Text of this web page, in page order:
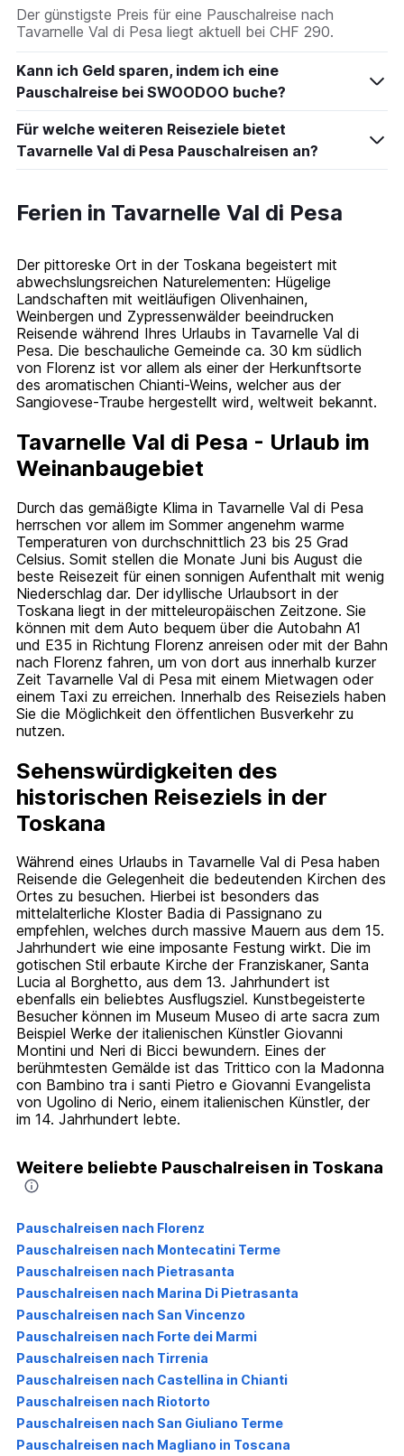
Der günstigste Preis für eine Pauschalreise nach
Tavarnelle Val di Pesa liegt aktuell bei CHF 290.
Kann ich Geld sparen, indem ich eine
Pauschalreise bei SWOODOO buche?
Für welche weiteren Reiseziele bietet
Tavarnelle Val di Pesa Pauschalreisen an?
Ferien in Tavarnelle Val di Pesa
Der pittoreske Ort in der Toskana begeistert mit
abwechslungsreichen Naturelementen: Hügelige
Landschaften mit weitläufigen Olivenhainen,
Weinbergen und Zypressenwälder beeindrucken
Reisende während Ihres Urlaubs in Tavarnelle Val di
Pesa. Die beschauliche Gemeinde ca. 30 km südlich
von Florenz ist vor allem als einer der Herkunftsorte
des aromatischen Chianti-Weins, welcher aus der
Sangiovese-Traube hergestellt wird, weltweit bekannt.
Tavarnelle Val di Pesa - Urlaub im
Weinanbaugebiet
Durch das gemäßigte Klima in Tavarnelle Val di Pesa
herrschen vor allem im Sommer angenehm warme
Temperaturen von durchschnittlich 23 bis 25 Grad
Celsius. Somit stellen die Monate Juni bis August die
beste Reisezeit für einen sonnigen Aufenthalt mit wenig
Niederschlag dar. Der idyllische Urlaubsort in der
Toskana liegt in der mitteleuropäischen Zeitzone. Sie
können mit dem Auto bequem über die Autobahn A1
und E35 in Richtung Florenz anreisen oder mit der Bahn
nach Florenz fahren, um von dort aus innerhalb kurzer
Zeit Tavarnelle Val di Pesa mit einem Mietwagen oder
einem Taxi zu erreichen. Innerhalb des Reiseziels haben
Sie die Möglichkeit den öffentlichen Busverkehr zu
nutzen.
Sehenswürdigkeiten des
historischen Reiseziels in der
Toskana
Während eines Urlaubs in Tavarnelle Val di Pesa haben
Reisende die Gelegenheit die bedeutenden Kirchen des
Ortes zu besuchen. Hierbei ist besonders das
mittelalterliche Kloster Badia di Passignano zu
empfehlen, welches durch massive Mauern aus dem 15.
Jahrhundert wie eine imposante Festung wirkt. Die im
gotischen Stil erbaute Kirche der Franziskaner, Santa
Lucia al Borghetto, aus dem 13. Jahrhundert ist
ebenfalls ein beliebtes Ausflugsziel. Kunstbegeisterte
Besucher können im Museum Museo di arte sacra zum
Beispiel Werke der italienischen Künstler Giovanni
Montini und Neri di Bicci bewundern. Eines der
berühmtesten Gemälde ist das Trittico con la Madonna
con Bambino tra i santi Pietro e Giovanni Evangelista
von Ugolino di Nerio, einem italienischen Künstler, der
im 14. Jahrhundert lebte.
Weitere beliebte Pauschalreisen in Toskana
Pauschalreisen nach Florenz
Pauschalreisen nach Montecatini Terme
Pauschalreisen nach Pietrasanta
Pauschalreisen nach Marina Di Pietrasanta
Pauschalreisen nach San Vincenzo
Pauschalreisen nach Forte dei Marmi
Pauschalreisen nach Tirrenia
Pauschalreisen nach Castellina in Chianti
Pauschalreisen nach Riotorto
Pauschalreisen nach San Giuliano Terme
Pauschalreisen nach Magliano in Toscana